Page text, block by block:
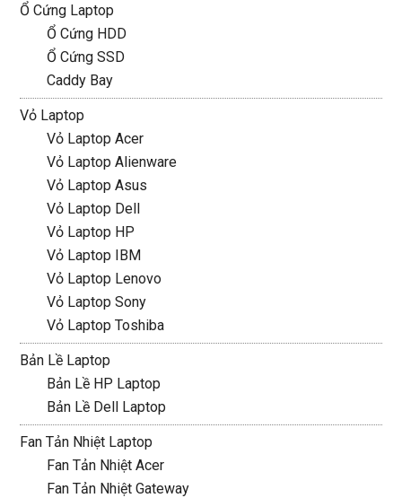
Ổ Cứng Laptop
Ổ Cứng HDD
Ổ Cứng SSD
Caddy Bay
Vỏ Laptop
Vỏ Laptop Acer
Vỏ Laptop Alienware
Vỏ Laptop Asus
Vỏ Laptop Dell
Vỏ Laptop HP
Vỏ Laptop IBM
Vỏ Laptop Lenovo
Vỏ Laptop Sony
Vỏ Laptop Toshiba
Bản Lề Laptop
Bản Lề HP Laptop
Bản Lề Dell Laptop
Fan Tản Nhiệt Laptop
Fan Tản Nhiệt Acer
Fan Tản Nhiệt Gateway